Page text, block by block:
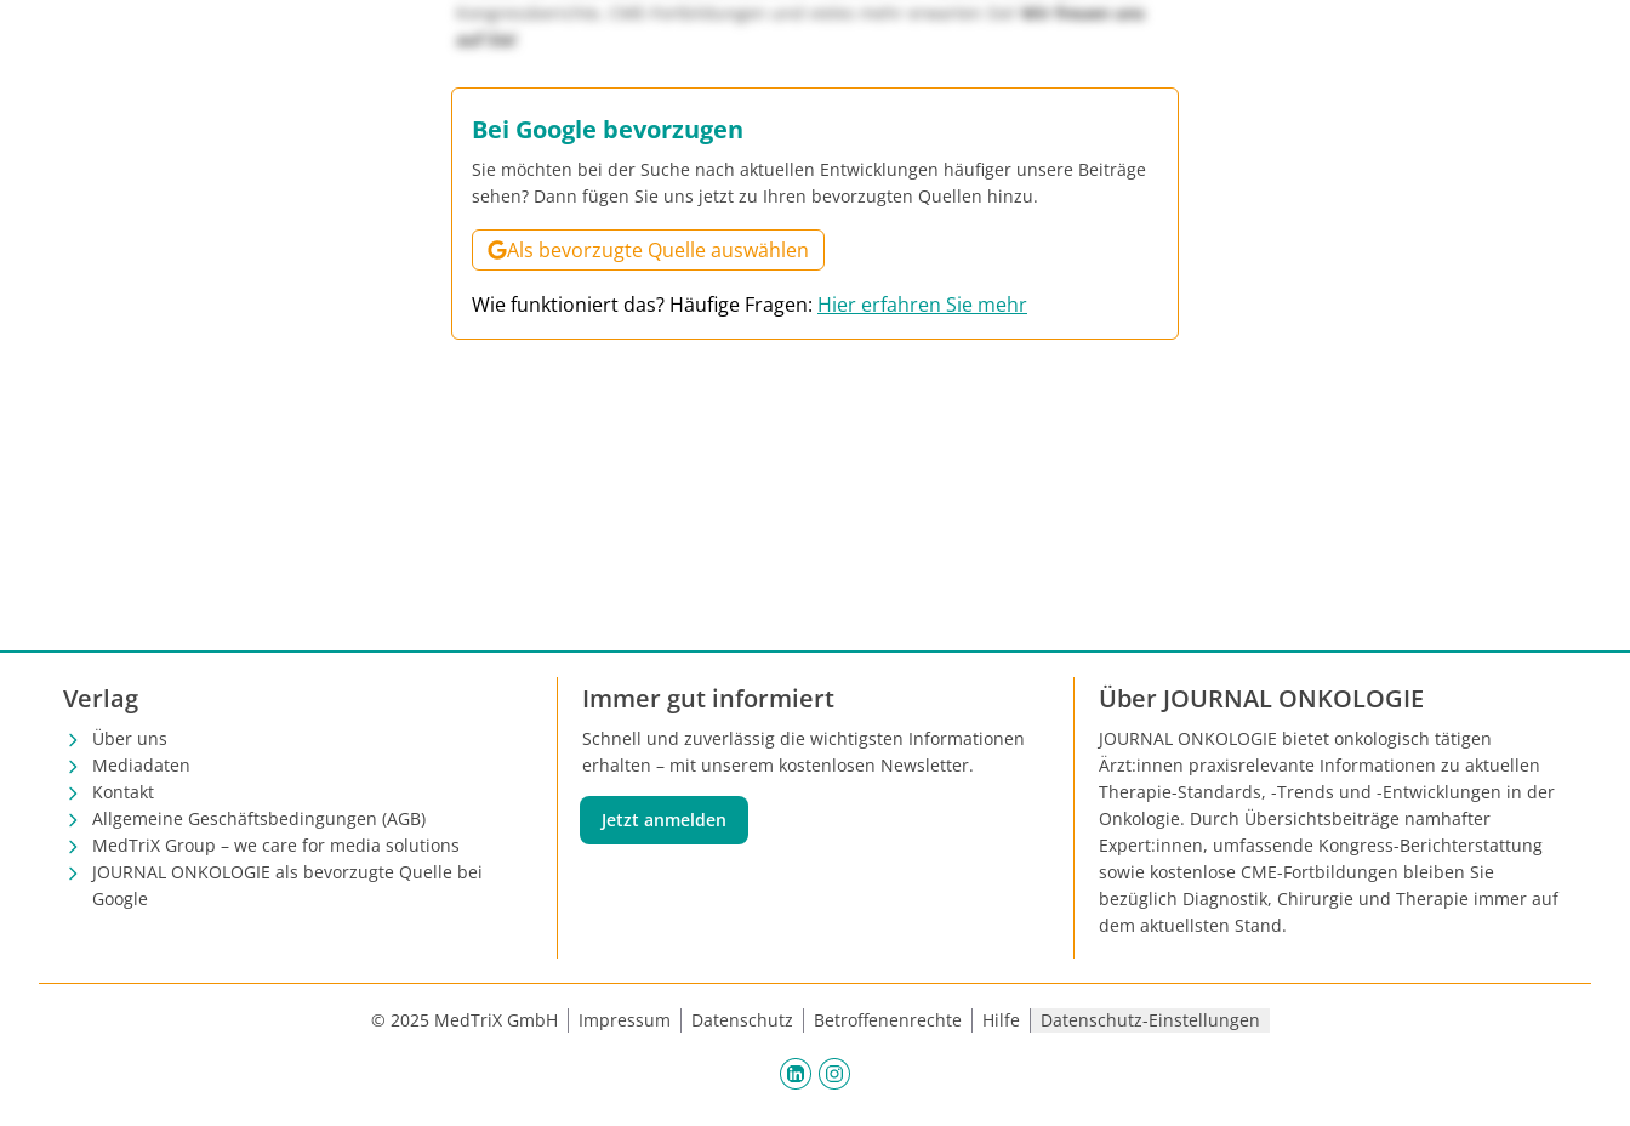
Kongressberichte, CME-Fortbildungen und vieles mehr erwarten Sie! Wir freuen uns
auf Sie!
Bei Google bevorzugen
Sie möchten bei der Suche nach aktuellen Entwicklungen häufiger unsere Beiträge
sehen? Dann fügen Sie uns jetzt zu Ihren bevorzugten Quellen hinzu.
Als bevorzugte Quelle auswählen
Wie funktioniert das? Häufige Fragen: Hier erfahren Sie mehr
Verlag
Über uns
Mediadaten
Kontakt
Allgemeine Geschäftsbedingungen (AGB)
MedTriX Group – we care for media solutions
JOURNAL ONKOLOGIE als bevorzugte Quelle bei
Google
Immer gut informiert
Schnell und zuverlässig die wichtigsten Informationen
erhalten – mit unserem kostenlosen Newsletter.
Jetzt anmelden
Über JOURNAL ONKOLOGIE
JOURNAL ONKOLOGIE bietet onkologisch tätigen
Ärzt:innen praxisrelevante Informationen zu aktuellen
Therapie-Standards, -Trends und -Entwicklungen in der
Onkologie. Durch Übersichtsbeiträge namhafter
Expert:innen, umfassende Kongress-Berichterstattung
sowie kostenlose CME-Fortbildungen bleiben Sie
bezüglich Diagnostik, Chirurgie und Therapie immer auf
dem aktuellsten Stand.
© 2025 MedTriX GmbH Impressum Datenschutz Betroffenenrechte Hilfe Datenschutz-Einstellungen